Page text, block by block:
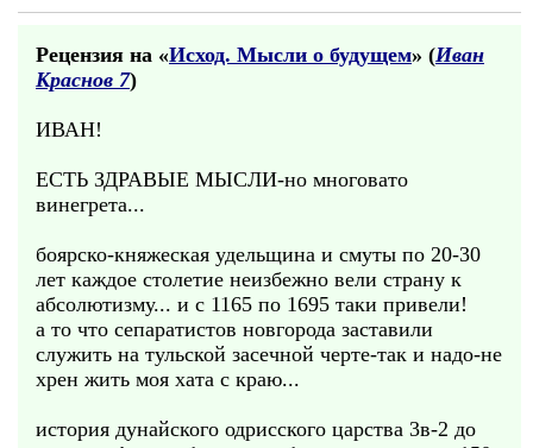
Рецензия на «Исход. Мысли о будущем» (Иван
Краснов 7)
ИВАН!
ЕСТЬ ЗДРАВЫЕ МЫСЛИ-но многовато
винегрета...
боярско-княжеская удельщина и смуты по 20-30
лет каждое столетие неизбежно вели страну к
абсолютизму... и с 1165 по 1695 таки привели!
а то что сепаратистов новгорода заставили
служить на тульской засечной черте-так и надо-не
хрен жить моя хата с краю...
история дунайского одрисского царства 3в-2 до